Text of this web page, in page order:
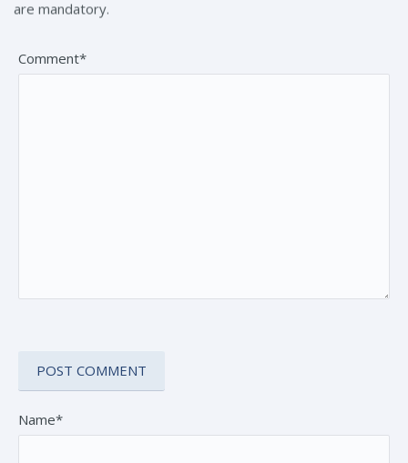
are mandatory.
Comment*
Name*